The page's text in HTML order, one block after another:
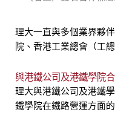
理大一直與多個業界夥
院、香港工業總會（工
與港鐵公司及港鐵學院
理大與港鐵公司及港鐵
鐵學院在鐵路營運方面